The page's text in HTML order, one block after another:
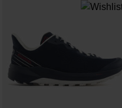
recommend
visiting
the
website